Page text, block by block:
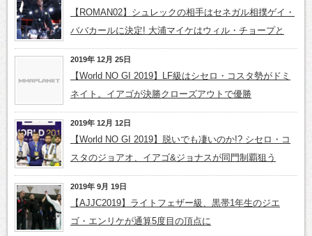
【ROMAN02】シュレックの相手はセネガル相撲ゲイ・
ババカールに決定! 大浦マイケはウィル・チョープと
2019年 12月 25日
【World NO GI 2019】LF級はシセロ・コスタ勢がドミ
ネイト。イアゴが決勝クローズアウトで優勝
2019年 12月 12日
【World NO GI 2019】脱いでも凄いのか!? シセロ・コ
スタのジョアオ、イアゴ&ジョナスが同門制覇狙う
2019年 9月 19日
【AJJC2019】ライトフェザー級、黒帯1年生のジエ
ゴ・エンリケが通算5度目の頂点に